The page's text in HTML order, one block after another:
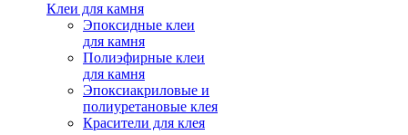
Клеи для камня
Эпоксидные клеи
для камня
Полиэфирные клеи
для камня
Эпоксиакриловые и
полиуретановые клея
Красители для клея